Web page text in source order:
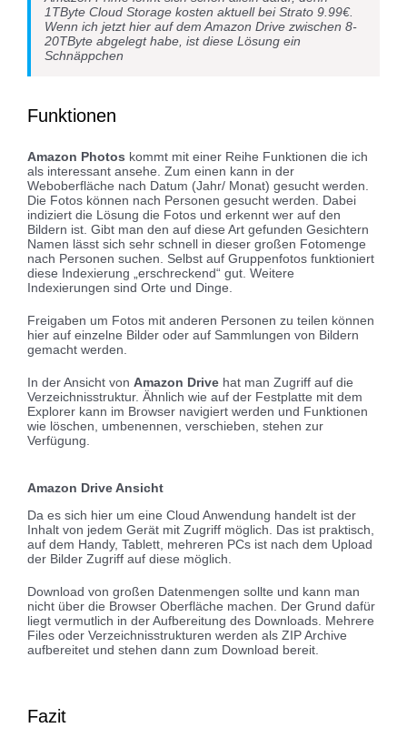
1TByte Cloud Storage kosten aktuell bei Strato 9.99€.
Wenn ich jetzt hier auf dem Amazon Drive zwischen 8-
20TByte abgelegt habe, ist diese Lösung ein
Schnäppchen
Funktionen
Amazon Photos kommt mit einer Reihe Funktionen die ich
als interessant ansehe. Zum einen kann in der
Weboberfläche nach Datum (Jahr/ Monat) gesucht werden.
Die Fotos können nach Personen gesucht werden. Dabei
indiziert die Lösung die Fotos und erkennt wer auf den
Bildern ist. Gibt man den auf diese Art gefunden Gesichtern
Namen lässt sich sehr schnell in dieser großen Fotomenge
nach Personen suchen. Selbst auf Gruppenfotos funktioniert
diese Indexierung „erschreckend“ gut. Weitere
Indexierungen sind Orte und Dinge.
Freigaben um Fotos mit anderen Personen zu teilen können
hier auf einzelne Bilder oder auf Sammlungen von Bildern
gemacht werden.
In der Ansicht von Amazon Drive hat man Zugriff auf die
Verzeichnisstruktur. Ähnlich wie auf der Festplatte mit dem
Explorer kann im Browser navigiert werden und Funktionen
wie löschen, umbenennen, verschieben, stehen zur
Verfügung.
Amazon Drive Ansicht
Da es sich hier um eine Cloud Anwendung handelt ist der
Inhalt von jedem Gerät mit Zugriff möglich. Das ist praktisch,
auf dem Handy, Tablett, mehreren PCs ist nach dem Upload
der Bilder Zugriff auf diese möglich.
Download von großen Datenmengen sollte und kann man
nicht über die Browser Oberfläche machen. Der Grund dafür
liegt vermutlich in der Aufbereitung des Downloads. Mehrere
Files oder Verzeichnisstrukturen werden als ZIP Archive
aufbereitet und stehen dann zum Download bereit.
Fazit